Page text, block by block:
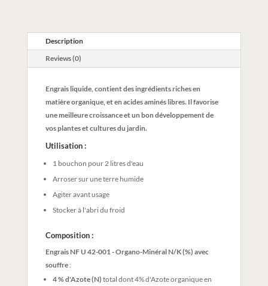
Description
Reviews (0)
Engrais liquide, contient des ingrédients riches en
matière organique, et en acides aminés libres. Il favorise
une meilleure croissance et un bon développement de
vos plantes et cultures du jardin.
Utilisation :
1 bouchon pour 2 litres d'eau
Arroser sur une terre humide
Agiter avant usage
Stocker à l'abri du froid
Composition :
Engrais NF U 42-001 - Organo-Minéral N/K (%) avec
souffre:
4 % d'Azote (N) total dont 4% d'Azote organique en